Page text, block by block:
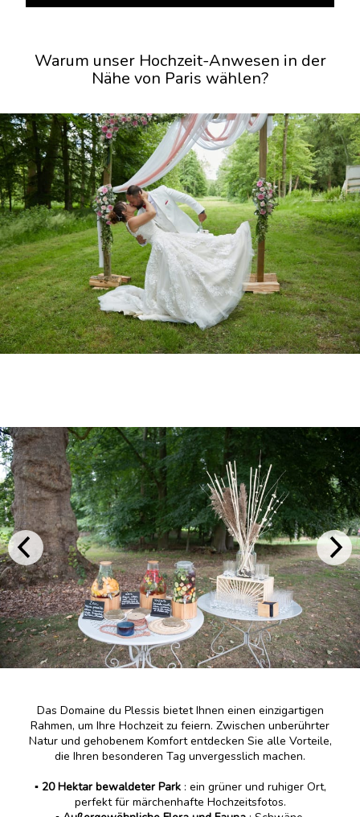
Warum unser Hochzeit-Anwesen in der
Nähe von Paris wählen?
Das Domaine du Plessis bietet Ihnen einen einzigartigen
Rahmen, um Ihre Hochzeit zu feiern. Zwischen unberührter
Natur und gehobenem Komfort entdecken Sie alle Vorteile,
die Ihren besonderen Tag unvergesslich machen.
▪️ 20 Hektar bewaldeter Park: ein grüner und ruhiger Ort,
perfekt für märchenhafte Hochzeitsfotos.